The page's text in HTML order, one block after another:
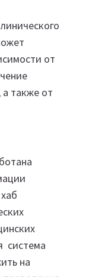
от
а также от
система
на